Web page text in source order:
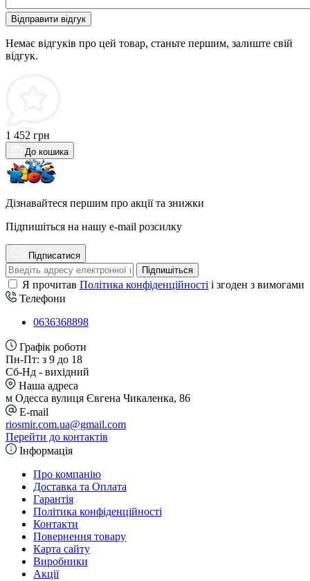
Відправити відгук
Немає відгуків про цей товар, станьте першим, залиште свій
відгук.
1 452 грн
До кошика
Дізнавайтеся першим про акції та знижки
Підпишіться на нашу e-mail розсилку
Підписатися
Підпишіться
Я прочитав Політика конфіденційності і згоден з вимогами
Телефони
0636368898
Графік роботи
Пн-Пт: з 9 до 18
Сб-Нд - вихідний
Наша адреса
м Одесса вулиця Євгена Чикаленка, 86
E-mail
riosmir.com.ua@gmail.com
Перейти до контактів
Інформація
Про компанію
Доставка та Оплата
Гарантія
Політика конфіденційності
Контакти
Повернення товару
Карта сайту
Виробники
Акції